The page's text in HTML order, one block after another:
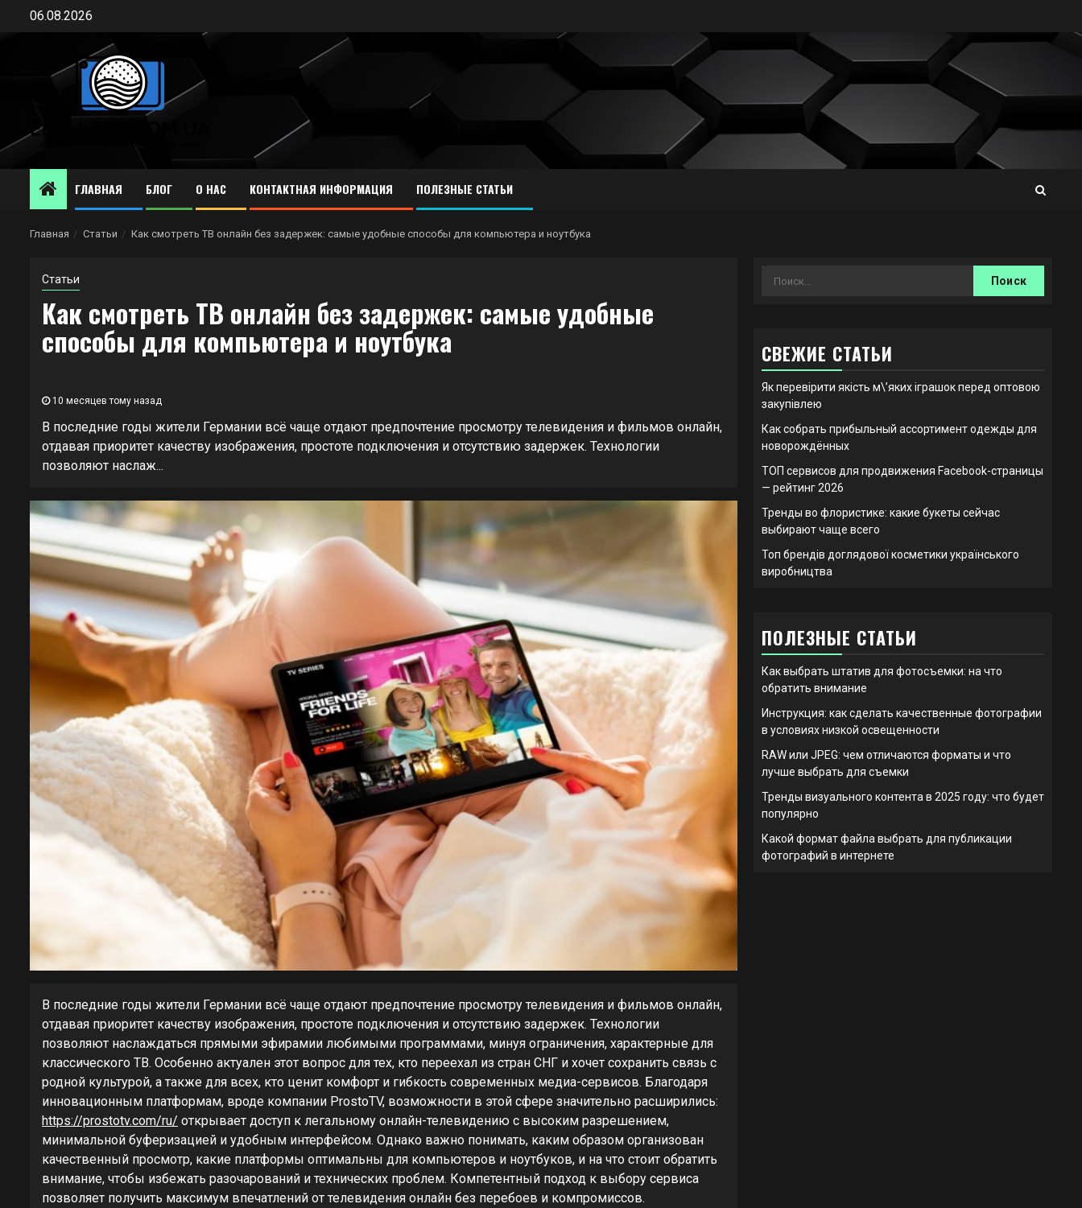
Перейти06.08.2026
ГЛАВНАЯ БЛОГ О НАС КОНТАКТНАЯ ИНФОРМАЦИЯ ПОЛЕЗНЫЕ СТАТЬИ
Главная Статьи Как смотреть ТВ онлайн без задержек: самые удобные способы для компьютера и ноутбука
Статьи
Как смотреть ТВ онлайн без задержек: самые удобные
способы для компьютера и ноутбука
10 месяцев тому назад
В последние годы жители Германии всё чаще отдают предпочтение просмотру телевидения и фильмов онлайн,
отдавая приоритет качеству изображения, простоте подключения и отсутствию задержек. Технологии
позволяют наслаж...
В последние годы жители Германии всё чаще отдают предпочтение просмотру телевидения и фильмов онлайн,
отдавая приоритет качеству изображения, простоте подключения и отсутствию задержек. Технологии
позволяют наслаждаться прямыми эфирамии любимыми программами, минуя ограничения, характерные для
классического ТВ. Особенно актуален этот вопрос для тех, кто переехал из стран СНГ и хочет сохранить связь с
родной культурой, а также для всех, кто ценит комфорт и гибкость современных медиа-сервисов. Благодаря
инновационным платформам, вроде компании ProstoTV, возможности в этой сфере значительно расширились:
https://prostotv.com/ru/ открывает доступ к легальному онлайн-телевидению с высоким разрешением,
минимальной буферизацией и удобным интерфейсом. Однако важно понимать, каким образом организован
качественный просмотр, какие платформы оптимальны для компьютеров и ноутбуков, и на что стоит обратить
внимание, чтобы избежать разочарований и технических проблем. Компетентный подход к выбору сервиса
позволяет получить максимум впечатлений от телевидения онлайн без перебоев и компромиссов.
Найти:
СВЕЖИЕ СТАТЬИ
Як перевірити якість м\’яких іграшок перед оптовою
закупівлею
Как собрать прибыльный ассортимент одежды для
новорождённых
ТОП сервисов для продвижения Facebook-страницы
— рейтинг 2026
Тренды во флористике: какие букеты сейчас
выбирают чаще всего
Топ брендів доглядової косметики українського
виробництва
ПОЛЕЗНЫЕ СТАТЬИ
Как выбрать штатив для фотосъемки: на что
обратить внимание
Инструкция: как сделать качественные фотографии
в условиях низкой освещенности
RAW или JPEG: чем отличаются форматы и что
лучше выбрать для съемки
Тренды визуального контента в 2025 году: что будет
популярно
Какой формат файла выбрать для публикации
фотографий в интернете